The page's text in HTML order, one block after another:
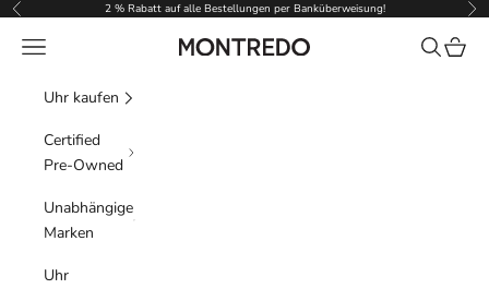
Zum Inhalt springen
Zurück 2 % Rabatt auf alle Bestellungen per Banküberweisung! Vor
Montredo
Menü Suchen
Uhr kaufen
Certified
Pre-Owned
Unabhängige
Marken
Uhr